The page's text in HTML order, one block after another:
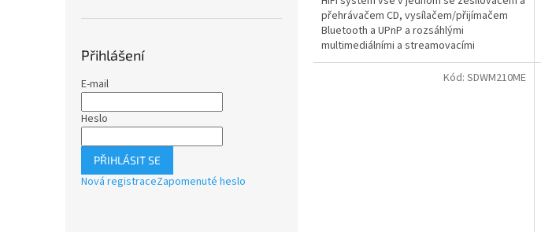
Přihlášení
E-mail
Heslo
PŘIHLÁSIT SE
Nová registraceZapomenuté heslo
přehrávačem CD, vysílačem/přijímačem
Bluetooth a UPnP a rozsáhlými
multimediálními a streamovacími
funkcemi.IMPERIAL DABMAN i560 CD je...
Kód: SDWM210ME